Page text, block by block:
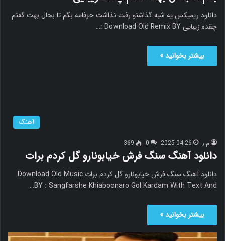
دانلود ریمیکس یه شبه گذاشتو رفت نذاشت حرفامه بگم تا بحال بهت گفتم
چقده زیبایی Download Old Remix BY :…
بیشتر بخوانید »
آهنگ
م.ر 2025-04-26
0
369
دانلود آهنگ سنگ فرش خیابونارو گل کردم برات
دانلود آهنگ سنگ فرش خیابونارو گل کردم برات Download Old Music
BY : Sangfarshe Khiaboonaro Gol Kardam With Text And…
بیشتر بخوانید »